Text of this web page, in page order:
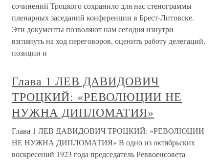
сочинений Троцкого сохранило для нас стенограммы
пленарных заседаний конференции в Брест-Литовске.
Эти документы позволяют нам сегодня изнутри
взглянуть на ход переговоров, оценить работу делегаций,
позиции и
Глава 1 ЛЕВ ДАВИДОВИЧ
ТРОЦКИЙ: «РЕВОЛЮЦИИ НЕ
НУЖНА ДИПЛОМАТИЯ»
Глава 1 ЛЕВ ДАВИДОВИЧ ТРОЦКИЙ: «РЕВОЛЮЦИИ
НЕ НУЖНА ДИПЛОМАТИЯ» В одно из октябрьских
воскресений 1923 года председатель Реввоенсовета